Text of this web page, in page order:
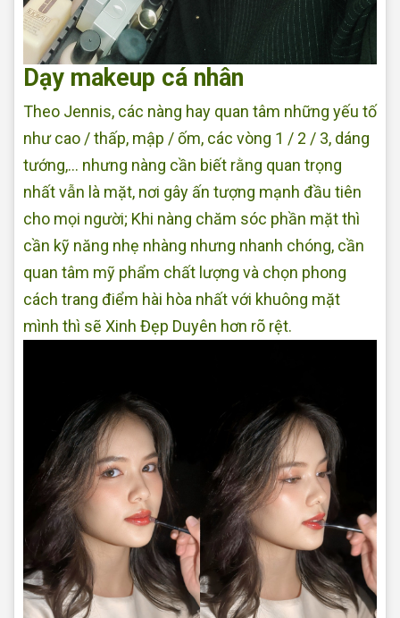
Dạy makeup cá nhân
Theo Jennis, các nàng hay quan tâm những yếu tố
như cao / thấp, mập / ốm, các vòng 1 / 2 / 3, dáng
tướng,... nhưng nàng cần biết rằng quan trọng
nhất vẫn là mặt, nơi gây ấn tượng mạnh đầu tiên
cho mọi người; Khi nàng chăm sóc phần mặt thì
cần kỹ năng nhẹ nhàng nhưng nhanh chóng, cần
quan tâm mỹ phẩm chất lượng và chọn phong
cách trang điểm hài hòa nhất với khuông mặt
mình thì sẽ Xinh Đẹp Duyên hơn rõ rệt.